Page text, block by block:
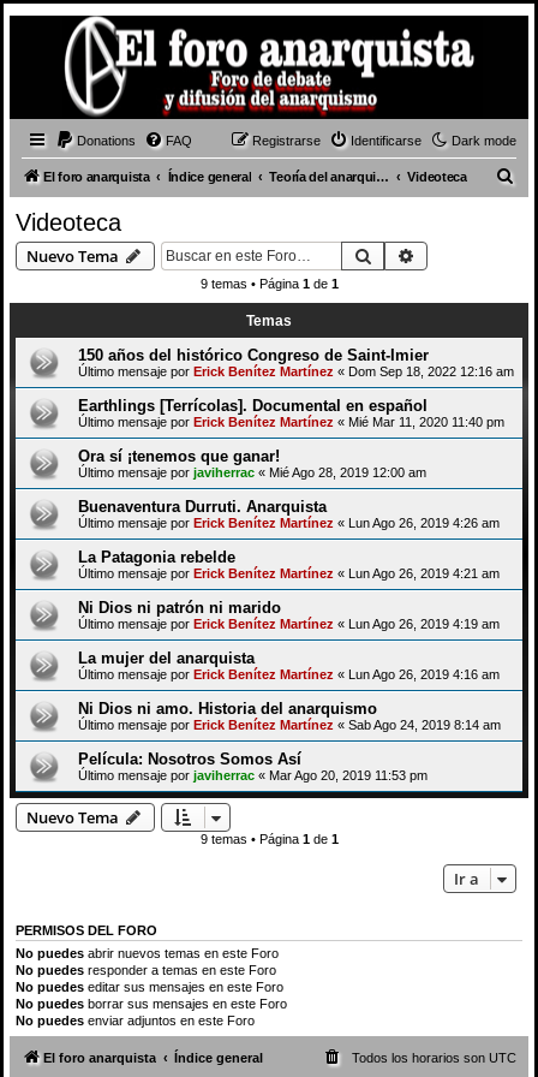
Dark mode
Donations FAQ Identificarse
Registrarse
El foro anarquista Índice general Teoría del anarquismo Videoteca
Videoteca
Nuevo Tema Buscar
9 temas • Página 1de 1
Temas
150 años del histórico Congreso de Saint-Imier
Último mensaje por Erick Benítez Martínez « Dom Sep 18, 2022 12:16 am
Earthlings [Terrícolas]. Documental en español
Último mensaje por Erick Benítez Martínez « Mié Mar 11, 2020 11:40 pm
Ora sí ¡tenemos que ganar!
Último mensaje por javiherrac « Mié Ago 28, 2019 12:00 am
Buenaventura Durruti. Anarquista
Último mensaje por Erick Benítez Martínez « Lun Ago 26, 2019 4:26 am
La Patagonia rebelde
Último mensaje por Erick Benítez Martínez « Lun Ago 26, 2019 4:21 am
Ni Dios ni patrón ni marido
Último mensaje por Erick Benítez Martínez « Lun Ago 26, 2019 4:19 am
La mujer del anarquista
Último mensaje por Erick Benítez Martínez « Lun Ago 26, 2019 4:16 am
Ni Dios ni amo. Historia del anarquismo
Último mensaje por Erick Benítez Martínez « Sab Ago 24, 2019 8:14 am
Película: Nosotros Somos Así
Último mensaje por javiherrac « Mar Ago 20, 2019 11:53 pm
Nuevo Tema
9 temas • Página 1de 1
Ir a
PERMISOS DEL FORO
No puedes abrir nuevos temas en este Foro
No puedes responder a temas en este Foro
No puedes editar sus mensajes en este Foro
No puedes borrar sus mensajes en este Foro
No puedes enviar adjuntos en este Foro
El foro anarquista Índice general Todos los horarios son UTC